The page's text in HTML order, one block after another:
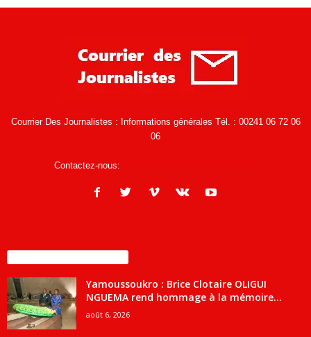
Courrier Des Journalistes : Informations générales Tél. : 00241 06 72 06
06
Contactez-nous:
Yamoussoukro : Brice Clotaire OLIGUI
NGUEMA rend hommage à la mémoire...
août 6, 2026